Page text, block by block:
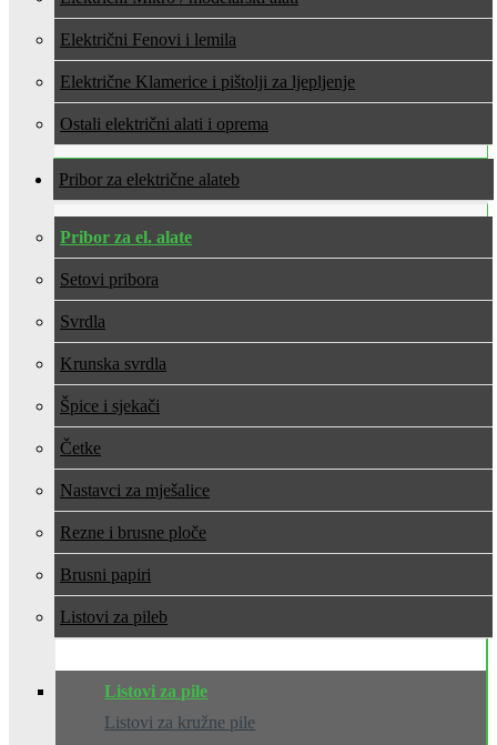
Električni Fenovi i lemila
Električne Klamerice i pištolji za ljepljenje
Ostali električni alati i oprema
Pribor za električne alate
Pribor za el. alate
Setovi pribora
Svrdla
Krunska svrdla
Špice i sjekači
Četke
Nastavci za mješalice
Rezne i brusne ploče
Brusni papiri
Listovi za pile
Listovi za pile
Listovi za kružne pile